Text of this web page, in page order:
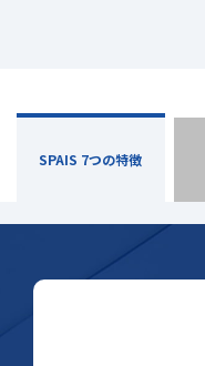
SPAIS 7つの特徴